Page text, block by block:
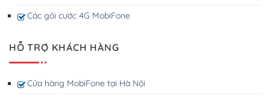
Các gói cước 4G MobiFone
HỖ TRỢ KHÁCH HÀNG
Cửa hàng MobiFone tại Hà Nội